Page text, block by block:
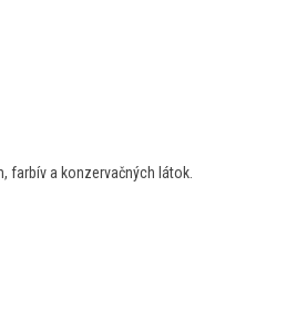
farbív a konzervačných látok.